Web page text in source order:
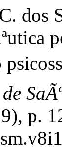
dos
p.